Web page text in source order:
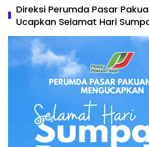
Direksi Perumda Pasar
Ucapkan Selamat Hari